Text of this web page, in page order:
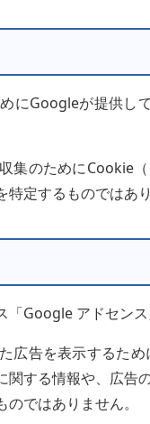
にGoogleが提供し
集のためにCookie
定するものではあり
Google アドセン
広告を表示するた
する情報や、広告
ではありません。